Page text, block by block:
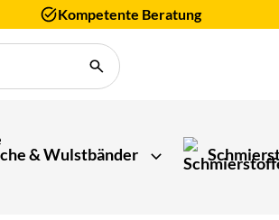
Kompetente Beratung
& Wulstbänder